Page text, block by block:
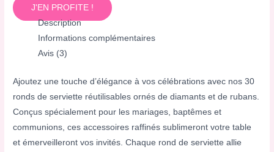
J'EN PROFITE !
Description
Informations complémentaires
Avis (3)
Ajoutez une touche d’élégance à vos célébrations avec nos 30
ronds de serviette réutilisables ornés de diamants et de rubans.
Conçus spécialement pour les mariages, baptêmes et
communions, ces accessoires raffinés sublimeront votre table
et émerveilleront vos invités. Chaque rond de serviette allie